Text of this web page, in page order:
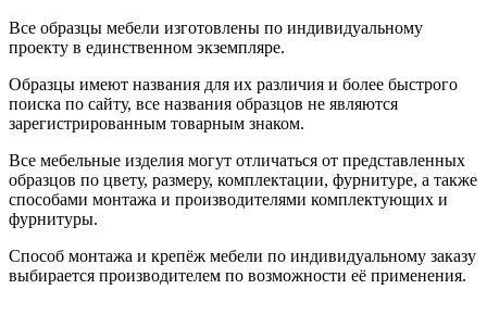
Все образцы мебели изготовлены по индивидуальному
проекту в единственном экземпляре.
Образцы имеют названия для их различия и более быстрого
поиска по сайту, все названия образцов не являются
зарегистрированным товарным знаком.
Все мебельные изделия могут отличаться от представленных
образцов по цвету, размеру, комплектации, фурнитуре, а также
способами монтажа и производителями комплектующих и
фурнитуры.
Способ монтажа и крепёж мебели по индивидуальному заказу
выбирается производителем по возможности её применения.